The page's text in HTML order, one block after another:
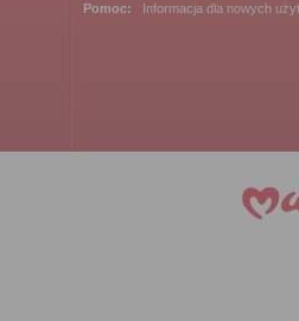
Pomoc:
Informacja dla nowych